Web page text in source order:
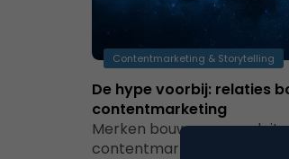
Contentmarketing & Storytelling
De hype voorbij: relaties
contentmarketing
Merken bouwen en
contentmarketing De term